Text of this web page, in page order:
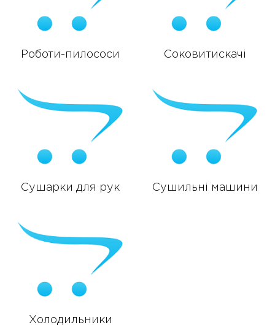
Роботи-пилососи Соковитискачі
Сушарки для рук Сушильні машини
Холодильники